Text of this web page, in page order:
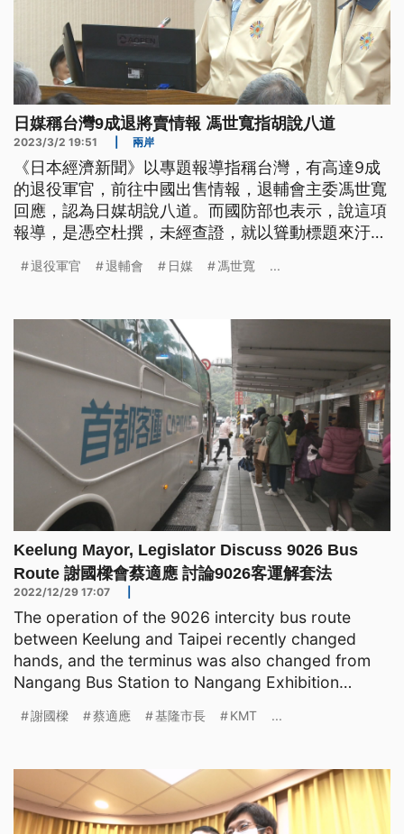
日媒稱台灣9成退將賣情報 馮世寬指胡說八道
2023/3/2 19:51 兩岸
《日本經濟新聞》以專題報導指稱台灣，有高達9成
的退役軍官，前往中國出售情報，退輔會主委馮世寬
回應，認為日媒胡說八道。而國防部也表示，說這項
報導，是憑空杜撰，未經查證，就以聳動標題來汙衊
報能鄭重澄清。
退役軍官 退輔會 日媒 馮世寬 ...
Keelung Mayor, Legislator Discuss 9026 Bus
Route 謝國樑會蔡適應 討論9026客運解套法
2022/12/29 17:07
The operation of the 9026 intercity bus route
between Keelung and Taipei recently changed
hands, and the terminus was also changed from
Nangang Bus Station to Nangang Exhibition
謝國樑 蔡適應 基隆市長 KMT ...